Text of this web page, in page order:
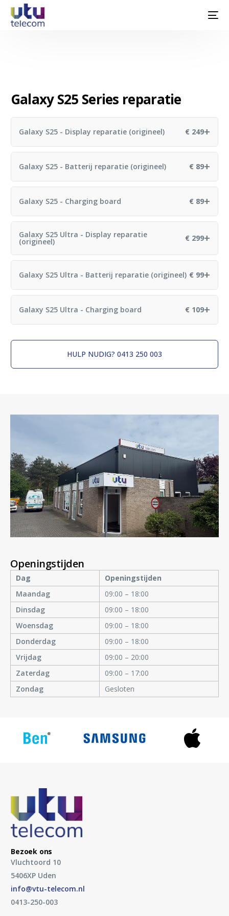
Galaxy S25 Series reparatie
Galaxy S25 - Display reparatie (origineel) € 249+
Galaxy S25 - Batterij reparatie (origineel) € 89+
Galaxy S25 - Charging board € 89+
Reparatietijd: 60 minuten
Galaxy S25 Ultra - Display reparatie
(origineel) € 299+
Galaxy S25 Ultra - Batterij reparatie (origineel) € 99+
Galaxy S25 Ultra - Charging board € 109+
Reparatietijd: 60 minuten
HULP NUDIG? 0413 250 003
Openingstijden
Dag
Openingstijden
Maandag
09:00 – 18:00
Dinsdag
09:00 – 18:00
Woensdag
09:00 – 18:00
Donderdag
09:00 – 18:00
Vrijdag
09:00 – 20:00
Zaterdag
09:00 – 17:00
Zondag
Gesloten
Bezoek ons
Vluchtoord 10
5406XP Uden
info@vtu-telecom.nl
0413-250-003